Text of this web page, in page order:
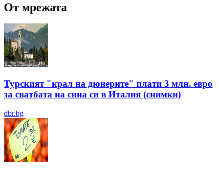
От мрежата
Турският "крал на дюнерите" плати 3 млн. евро
за сватбата на сина си в Италия (снимки)
dbr.bg